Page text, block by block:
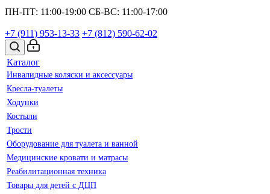
ПН-ПТ: 11:00-19:00 СБ-ВС: 11:00-17:00
+7 (911) 953-13-33 +7 (812) 590-62-02
Каталог
Инвалидные коляски и аксессуары
Кресла-туалеты
Ходунки
Костыли
Трости
Оборудование для туалета и ванной
Медицинские кровати и матрасы
Реабилитационная техника
Товары для детей с ДЦП